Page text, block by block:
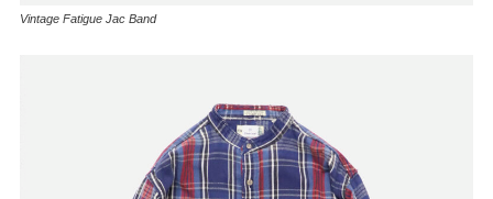
Vintage Fatigue Jac Band